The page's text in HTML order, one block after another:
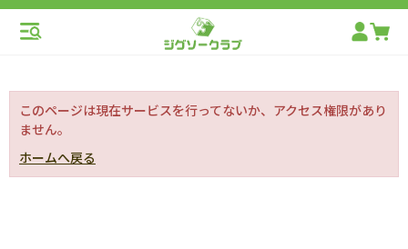
このページは現在サービスを行ってないか、アクセス権限があり
ません。
ホームへ戻る